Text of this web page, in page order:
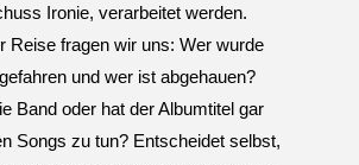
Ironie, verarbeitet werden.
Reise fragen wir uns: Wer wurde
und wer ist abgehauen?
Band oder hat der Albumtitel gar
Songs zu tun? Entscheidet selbst,